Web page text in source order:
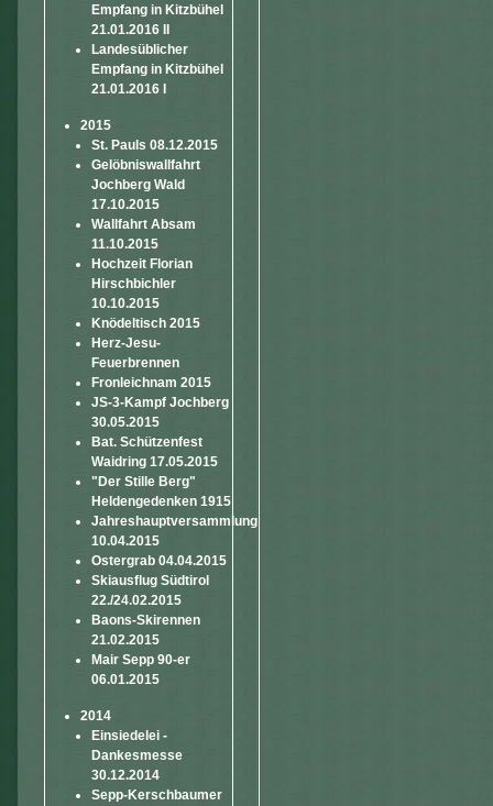
Empfang in Kitzbühel
21.01.2016 II
Landesüblicher
Empfang in Kitzbühel
21.01.2016 I
2015
St. Pauls 08.12.2015
Gelöbniswallfahrt
Jochberg Wald
17.10.2015
Wallfahrt Absam
11.10.2015
Hochzeit Florian
Hirschbichler
10.10.2015
Knödeltisch 2015
Herz-Jesu-
Feuerbrennen
Fronleichnam 2015
JS-3-Kampf Jochberg
30.05.2015
Bat. Schützenfest
Waidring 17.05.2015
"Der Stille Berg"
Heldengedenken 1915
Jahreshauptversammlung
10.04.2015
Ostergrab 04.04.2015
Skiausflug Südtirol
22./24.02.2015
Baons-Skirennen
21.02.2015
Mair Sepp 90-er
06.01.2015
2014
Einsiedelei -
Dankesmesse
30.12.2014
Sepp-Kerschbaumer